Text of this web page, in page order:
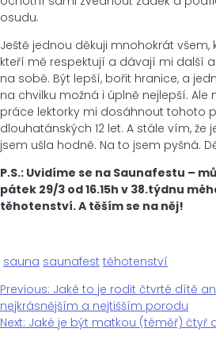
osudu.
Ještě jednou děkuji mnohokrát všem,
kteří mě respektují a dávají mi další
na sobě. Být lepší, bořit hranice, a
na chvilku možná i úplně nejlepší. Ale
práce lektorky mi dosáhnout tohoto
dlouhatánských 12 let. A stále vím, že
jsem ušla hodně. Na to jsem pyšná.
P.S.: Uvidíme se na Saunafestu –
pátek 29/3 od 16.15h v 38.týdnu
těhotenství. A těším se na něj!
sauna saunafest těhotenství
Navigace
Previous: Previous
post:
Jaké to je rodit čtvrté dítě
nejkrásnějším a nejtišším porodu
Next: Next
Jaké je být matkou (téměř) čtyř